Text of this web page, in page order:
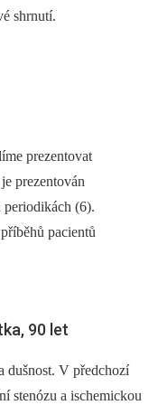
shrnutí.
prezentovat
prezentován
(6).
pacientů
90 let
dušnost. V předchozí
stenózu a ischemickou